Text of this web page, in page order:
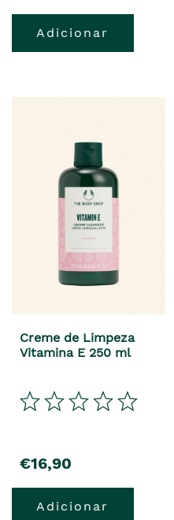
Adicionar
Creme de Limpeza
Vitamina E 250 ml
€16,90
Adicionar